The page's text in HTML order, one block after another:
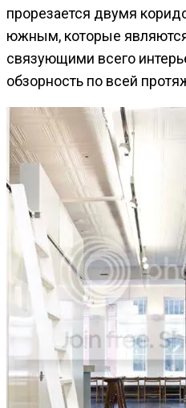
прорезается двумя
южным, которые
связующими всего
обзорность по всей